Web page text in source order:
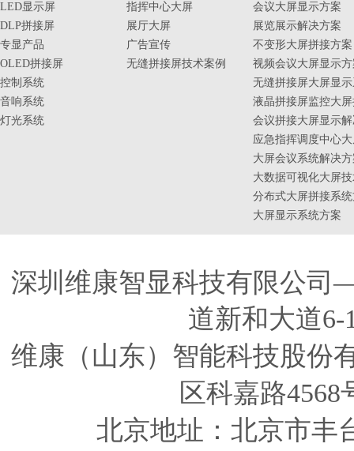
LED显示屏
DLP拼接屏
专显产品
OLED拼接屏
控制系统
音响系统
灯光系统
指挥中心大屏
展厅大屏
广告宣传
无缝拼接屏技术案例
会议大屏显示方案
展览展示解决方案
不变形大屏拼接方案
视频会议大屏显示
无缝拼接屏大屏显
液晶拼接屏监控大
会议拼接大屏显示
应急指挥调度中心
大屏会议系统解决
大数据可视化大屏
分布式大屏拼接系
大屏显示系统方案
深圳维康智显科技有限公
道新和大道6-
维康（山东）智能科技股
区科嘉路
北京地址：北京市丰